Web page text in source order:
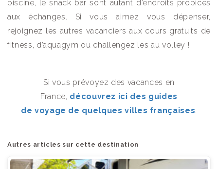
piscine, le snack bar sont autant d’endroits propices
aux échanges. Si vous aimez vous dépenser,
rejoignez les autres vacanciers aux cours gratuits de
fitness, d’aquagym ou challengez les au volley !
Si vous prévoyez des vacances en
France, découvrez ici des guides
de voyage de quelques villes françaises
Autres articles sur cette destination